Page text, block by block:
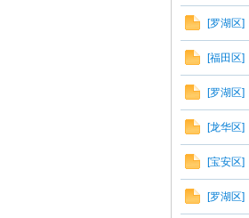
[罗湖区]
[福田区]
[罗湖区]
[龙华区]
[宝安区]
[罗湖区]